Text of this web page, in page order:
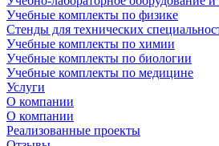
Учебные комплекты по физике
Стенды для технических
Учебные комплекты по химии
Учебные комплекты по биологии
Учебные комплекты по медицине
Услуги
О компании
О компании
Реализованные проекты